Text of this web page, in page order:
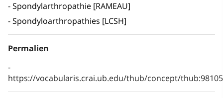
Spondylarthropathie [RAMEAU]
Spondyloarthropathies [LCSH]
Permalien
https://vocabularis.crai.ub.edu/thub/concept/